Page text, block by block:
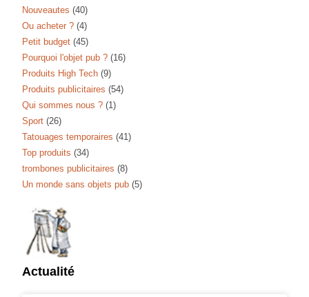
Nouveautes (40)
Ou acheter ? (4)
Petit budget (45)
Pourquoi l'objet pub ? (16)
Produits High Tech (9)
Produits publicitaires (54)
Qui sommes nous ? (1)
Sport (26)
Tatouages temporaires (41)
Top produits (34)
trombones publicitaires (8)
Un monde sans objets pub (5)
Actualité